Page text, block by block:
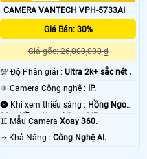
CAMERA VANTECH VPH-5733AI
Giá Bán: 30%
Giá gốc: 26,000,000 ₫
💯 Độ Phân giải :Ultra 2k+ sắc nét .
⚛️ Camera Công nghệ :
IP.
🌚 Khi xem thiếu sáng : Hồng Ngoại
30m Hồng Ngoại Smart IR.
♊ Mẫu CameraXoay 360.
️⇝ Khả Năng :Công Nghệ AI.